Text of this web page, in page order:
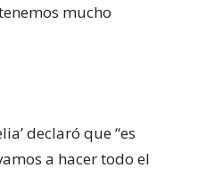
mucho
declaró que “es
a hacer todo el